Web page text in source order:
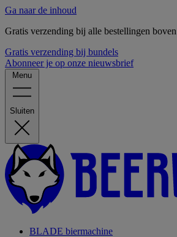
Ga naar de inhoud
Gratis verzending bij alle bestellingen
Gratis verzending bij bundels
Abonneer je op onze nieuwsbrief
Menu
Sluiten
BLADE biermachine